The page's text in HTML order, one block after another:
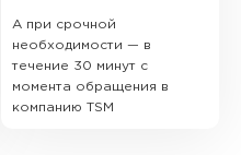
А при срочной
необходимости — в
течение 30 минут с
момента обращения в
компанию TSM